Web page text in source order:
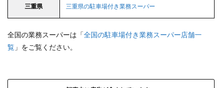
三重県 三重県の駐車場付き業務スーパー
全国の業務スーパーは「全国の駐車場付き業務スーパー店舗一
覧 」をご覧ください。